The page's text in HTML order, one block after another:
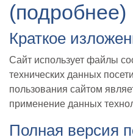
(подробнее)
Краткое
Сайт использует файлы
технических данных
пользования сайтом
применение данных
Полная версия